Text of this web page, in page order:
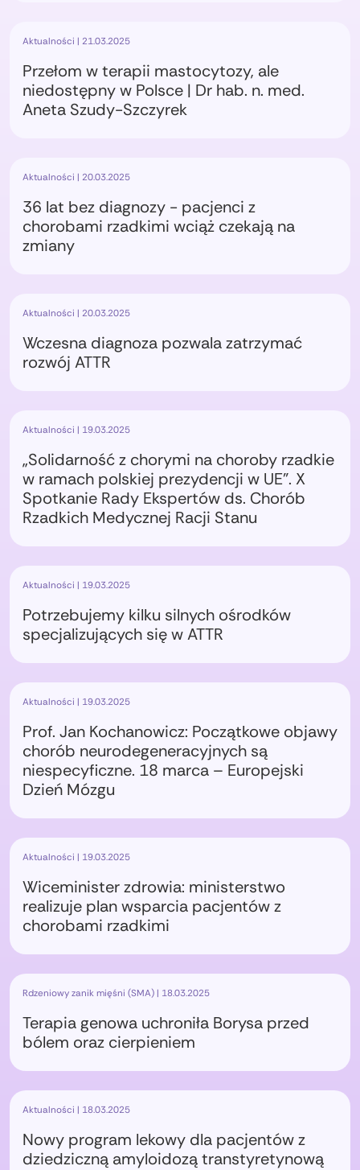
Aktualności | 21.03.2025
Przełom w terapii mastocytozy, ale
niedostępny w Polsce | Dr hab. n. med.
Aneta Szudy-Szczyrek
Aktualności | 20.03.2025
36 lat bez diagnozy - pacjenci z
chorobami rzadkimi wciąż czekają na
zmiany
Aktualności | 20.03.2025
Wczesna diagnoza pozwala zatrzymać
rozwój ATTR
Aktualności | 19.03.2025
„Solidarność z chorymi na choroby rzadkie
w ramach polskiej prezydencji w UE”. X
Spotkanie Rady Ekspertów ds. Chorób
Rzadkich Medycznej Racji Stanu
Aktualności | 19.03.2025
Potrzebujemy kilku silnych ośrodków
specjalizujących się w ATTR
Aktualności | 19.03.2025
Prof. Jan Kochanowicz: Początkowe objawy
chorób neurodegeneracyjnych są
niespecyficzne. 18 marca – Europejski
Dzień Mózgu
Aktualności | 19.03.2025
Wiceminister zdrowia: ministerstwo
realizuje plan wsparcia pacjentów z
chorobami rzadkimi
Rdzeniowy zanik mięśni (SMA) | 18.03.2025
Terapia genowa uchroniła Borysa przed
bólem oraz cierpieniem
Aktualności | 18.03.2025
Nowy program lekowy dla pacjentów z
dziedziczną amyloidozą transtyretynową